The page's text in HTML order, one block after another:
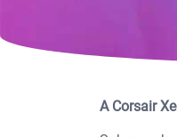
A Corsair